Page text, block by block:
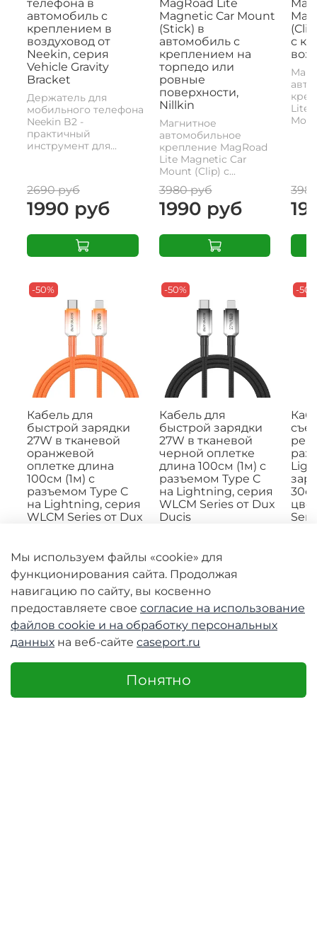
телефона в
автомобиль с
креплением в
воздуховод от
Neekin, серия
Vehicle Gravity
Bracket
Держатель для
мобильного телефона
Neekin B2 -
практичный
инструмент для...
2690 руб
1990 руб
MagRoad Lite
Magnetic Car Mount
(Stick) в
автомобиль с
креплением на
торпедо или
ровные
поверхности,
Nillkin
Магнитное
автомобильное
крепление MagRoad
Lite Magnetic Car
Mount (Clip) с...
3980 руб
1990 руб
с
Lite
-50%
Кабель для
быстрой зарядки
27W в тканевой
оранжевой
оплетке длина
100см (1м) с
разъемом Type C
на Lightning, серия
WLCM Series от Dux
представляется
кабель для быстрой
зарядки WLCM Series
от...
1500 руб
750 руб
-50%
Кабель для
быстрой зарядки
27W в тканевой
черной оплетке
длина 100см (1м) с
разъемом Type C
на Lightning, серия
WLCM Series от Dux
Ducis
зарядки WLCM Series
от Dux...
1500 руб
750 руб
-
Мы используем файлы «cookie» для
функционирования сайта. Продолжая
навигацию по сайту, вы косвенно
предоставляете свое согласие на использование
файлов cookie и на обработку персональных
данных на веб-сайте caseport.ru
Понятно